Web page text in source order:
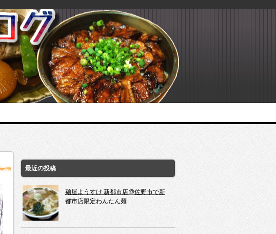
最近の投稿
麺屋ようすけ 新都市店@佐野市で新
都市店限定わんたん麺